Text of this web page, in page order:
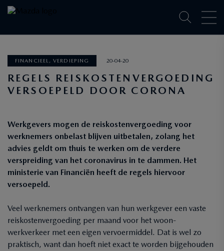
FINANCIEEL, VERDIEPING 20-04-20
REGELS REISKOSTENVERGOEDING
VERSOEPELD DOOR CORONA
Werkgevers mogen de reiskostenvergoeding voor
werknemers onbelast blijven uitbetalen, zolang het
advies geldt om thuis te werken om de verdere
verspreiding van het coronavirus in te dammen. Het
ministerie van Financiën heeft de regels hiervoor
versoepeld.
Veel werknemers ontvangen van hun werkgever een vaste
reiskostenvergoeding per maand voor het woon-
werkverkeer met een eigen vervoermiddel. Dat is wel zo
praktisch, want dan hoeft niet exact te worden bijgehouden